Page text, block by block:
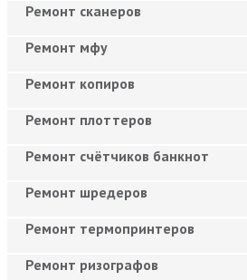
Ремонт сканеров
Ремонт мфу
Ремонт копиров
Ремонт плоттеров
Ремонт счётчиков банкнот
Ремонт шредеров
Ремонт термопринтеров
Ремонт ризографов